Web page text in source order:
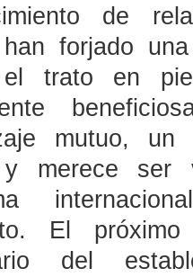
de
han forjado
el trato en
mutuo,
y merece ser
El
del